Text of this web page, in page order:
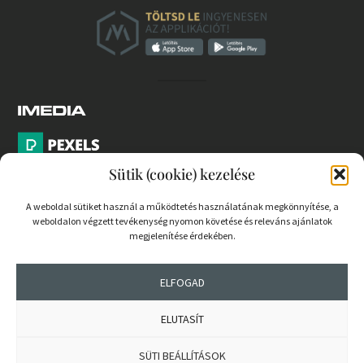
Sütik (cookie) kezelése
A weboldal sütiket használ a működtetés használatának megkönnyítése, a
weboldalon végzett tevékenység nyomon követése és releváns ajánlatok
megjelenítése érdekében.
ELFOGAD
ELUTASÍT
SÜTI BEÁLLÍTÁSOK
PARTNEREK